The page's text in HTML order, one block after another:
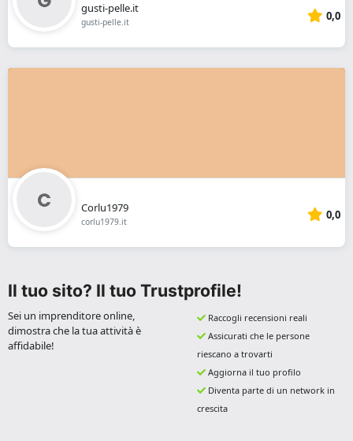
gusti-pelle.it
gusti-pelle.it 0,0
Corlu1979
corlu1979.it 0,0
Il tuo sito? Il tuo Trustprofile!
Sei un imprenditore online,
dimostra che la tua attività è
affidabile!
Raccogli recensioni reali
Assicurati che le persone
riescano a trovarti
Aggiorna il tuo profilo
Diventa parte di un network in
crescita